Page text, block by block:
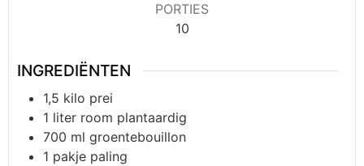
PORTIES
10
INGREDIËNTEN
1,5 kilo prei
1 liter room plantaardig
700 ml groentebouillon
1 pakje paling